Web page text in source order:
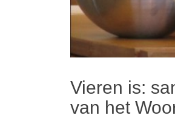
Vieren is:
van het